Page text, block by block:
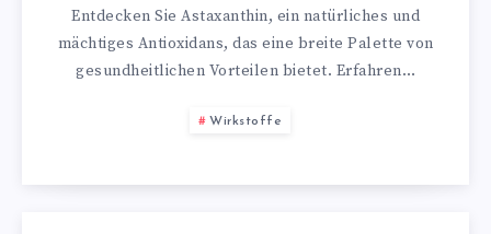
Entdecken Sie Astaxanthin, ein natürliches und
mächtiges Antioxidans, das eine breite Palette von
gesundheitlichen Vorteilen bietet. Erfahren…
Wirkstoffe